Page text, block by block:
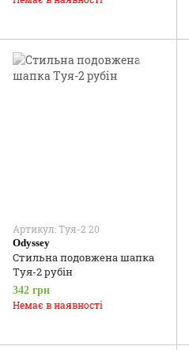
Артикул: Туя-2 20
Odyssey
Стильна подовжена шапка
Туя-2 рубін
342 грн
Немає в наявності